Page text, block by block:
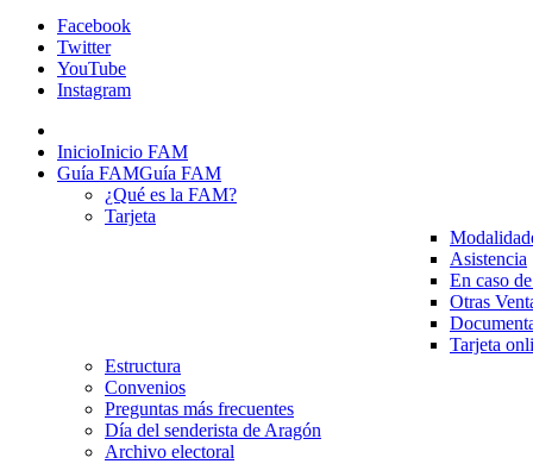
Facebook
Twitter
YouTube
Instagram
InicioInicio FAM
Guía FAMGuía FAM
¿Qué es la FAM?
Tarjeta
Asistencia
En caso
Otras
Tarjeta
Estructura
Convenios
Preguntas más frecuentes
Día del senderista de Aragón
Archivo electoral